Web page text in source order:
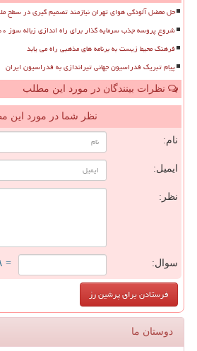
حل معضل آلودگی هوای تهران نیازمند تصمیم گیری در سطح
شروع پروسه جذب سرمایه گذار برای راه اندازی زباله سوز ۳۰۰ تنی اصفهان
فرهنگ محیط زیست به برنامه های مذهبی راه می یابد
پیام تبریک فدراسیون جهانی تیراندازی به فدراسیون ایران
نظرات بینندگان در مورد این مطلب
نظر شما در مورد این
نام:
ایمیل:
نظر:
سوال: = ۸ بعلاوه ۵
دوستان ما